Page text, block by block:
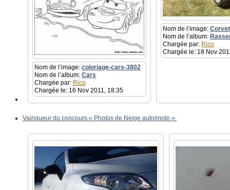
Nom de l’image: coloriage-cars-3802
Nom de l’album: Cars
Chargée par: Rico
Chargée le: 16 Nov 2011, 18:35
Nom de l’image:
Nom de l’album:
Chargée par: Rico
Chargée le: 18 Nov
Vainqueur du concours « Photos de Neige auto/moto ».